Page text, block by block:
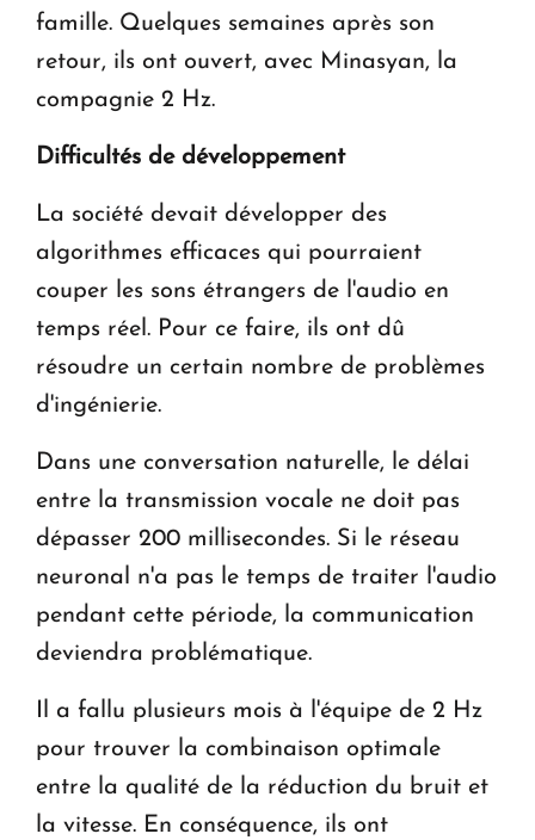
famille. Quelques semaines après son
retour, ils ont ouvert, avec Minasyan, la
compagnie 2 Hz.
Difficultés de développement
La société devait développer des
algorithmes efficaces qui pourraient
couper les sons étrangers de l'audio en
temps réel. Pour ce faire, ils ont dû
résoudre un certain nombre de problèmes
d'ingénierie.
Dans une conversation naturelle, le délai
entre la transmission vocale ne doit pas
dépasser 200 millisecondes. Si le réseau
neuronal n'a pas le temps de traiter l'audio
pendant cette période, la communication
deviendra problématique.
Il a fallu plusieurs mois à l'équipe de 2 Hz
pour trouver la combinaison optimale
entre la qualité de la réduction du bruit et
la vitesse. En conséquence, ils ont